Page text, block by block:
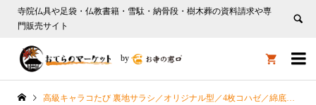
寺院仏具や足袋・仏教書籍・雪駄・納骨段・樹木葬の資料請求や専
門販売サイト

by 
高級キャラコたび 裏地サラシ／オリジナル型／4枚コハゼ／綿底／年間用 【福生オリジナル 5足セット ややゆったり履きたい方に】